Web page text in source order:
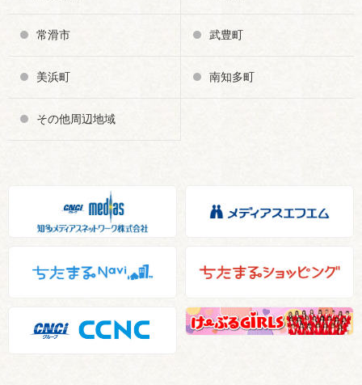
常滑市 武豊町
美浜町 南知多町
その他周辺地域